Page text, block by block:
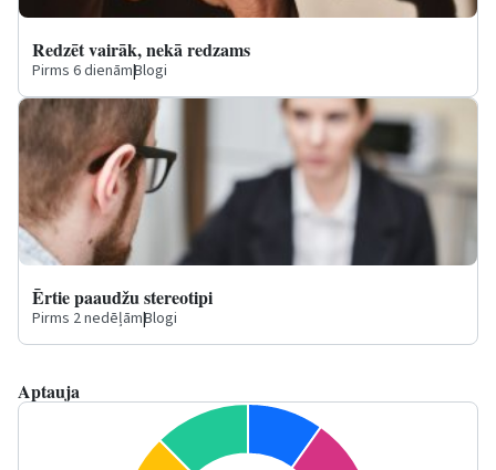
Redzēt vairāk, nekā redzams
Pirms 6 dienām|Blogi
Ērtie paaudžu stereotipi
Pirms 2 nedēļām|Blogi
Aptauja